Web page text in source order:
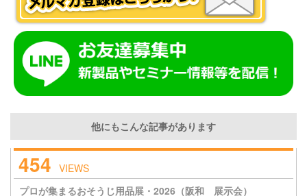
他にもこんな記事があります
454 VIEWS
プロが集まるおそうじ用品展・2026（阪和 展示会）